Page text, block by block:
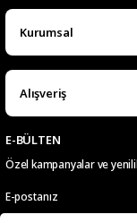
Kurumsal
Alışveriş
E-BÜLTEN
Özel kampanyalar ve